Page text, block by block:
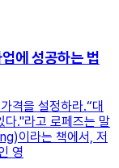
에 성공하는 법
격을 설정하라.“대
다."라고 로페즈는 말
이라는 책에서, 저
영